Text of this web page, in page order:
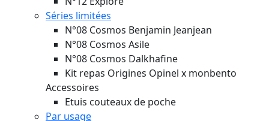
Séries limitées
N°08 Cosmos Benjamin Jeanjean
N°08 Cosmos Asile
N°08 Cosmos Dalkhafine
Kit repas Origines Opinel x monbento
Accessoires
Etuis couteaux de poche
Par usage